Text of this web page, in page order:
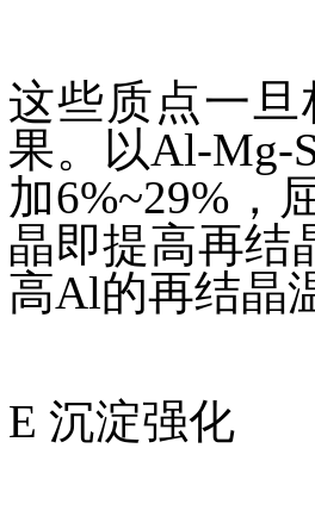
这些质点一
果。以Al-Mg-
加6%~29%，
晶即提高再结
高Al的再结晶
E 沉淀强化